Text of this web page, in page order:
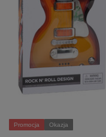
Promocja Okazja